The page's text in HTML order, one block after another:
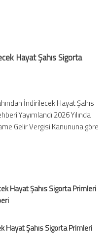
Hayat Şahıs Sigorta
İndirilecek Hayat Şahıs
Yayımlandı 2026 Yılında
Gelir Vergisi Kanununa göre
Hayat Şahıs Sigorta Primleri
Hayat Şahıs Sigorta Primleri